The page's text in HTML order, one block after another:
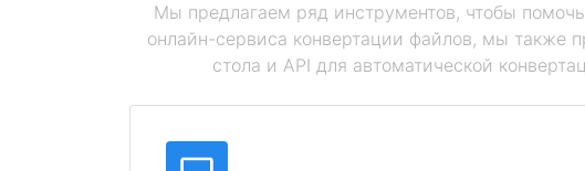
Мы предлагаем ряд инструментов, чтобы
онлайн-сервиса конвертации файлов, мы также
стола и API для автоматической